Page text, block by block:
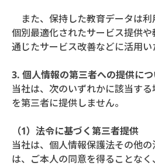
また、保持した教育データは利
個別最適化されたサービス提供
通じたサービス改善などに活用い
3. 個人情報の第三者への提供に
当社は、次のいずれかに該当す
を第三者に提供しません。
（1）法令に基づく第三者提供
当社は、個人情報保護法その他
は、ご本人の同意を得ることな